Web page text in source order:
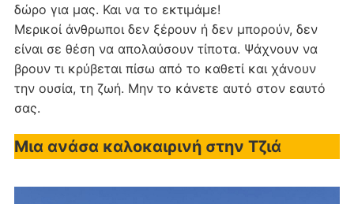
δώρο για μας. Και να το εκτιμάμε!
Μερικοί άνθρωποι δεν ξέρουν ή δεν μπορούν, δεν
είναι σε θέση να απολαύσουν τίποτα. Ψάχνουν να
βρουν τι κρύβεται πίσω από το καθετί και χάνουν
την ουσία, τη ζωή. Μην το κάνετε αυτό στον εαυτό
σας.
Μια ανάσα καλοκαιρινή στην Τζιά